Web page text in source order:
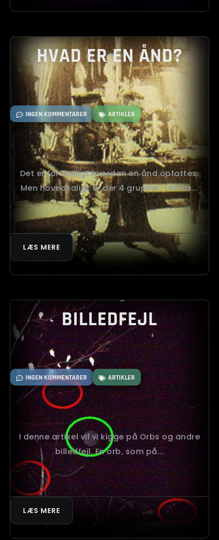
HVAD ER EN ÅND?
INGEN KOMMENTARER ARTIKLER
Det er forskelligt hvordan en ånd opfattes.
Men hovedsaligt er der 4 grupper. Lad os...
LÆS MERE
BILLEDFEJL
INGEN KOMMENTARER ARTIKLER
I denne artikel vil vi kigge på Orbs og andre
billedfejl. En orb, som på...
LÆS MERE